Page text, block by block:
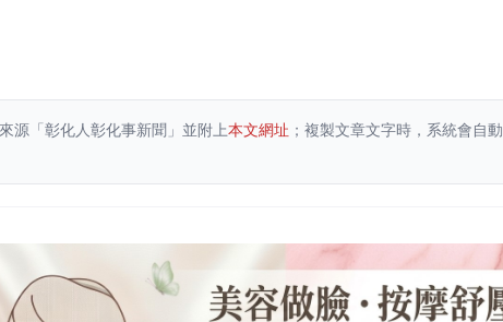
源「彰化人彰化事新聞」並附上本文網址 ；複製文章文字時，系統會自動